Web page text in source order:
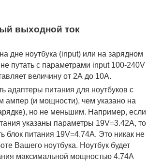
выходной ток
дне ноутбука (input) или на зарядном
путать с параметрами input 100-240V
величину от 2А до 10A.
адаптеры питания для ноутбуков с
ампер (и мощности), чем указано на
но не меньшим. Например, если
указаны параметры 19V=3.42A, то
блок питания 19V=4.74A. Это никак не
Вашего ноутбука. Ноутбук будет
максимальной мощностью 4.74А